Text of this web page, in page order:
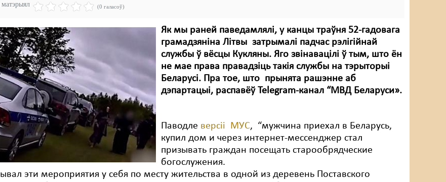
(0 галасоў)
Як мы раней паведамлялі, у канцы траўня 52-гадовага
грамадзяніна Літвы затрымалі падчас рэлігійнай
службы ў вёсцы Кукляны. Яго звінавацілі ў тым, што ён
не мае права правадзіць такія службы на тэрыторыі
Беларусі. Пра тое, што прынята рашэнне аб
дэпартацыі, распавёў Telegram-канал “МВД Беларуси».
Паводле версіі МУС, “мужчина приехал в Беларусь,
купил дом и через интернет-мессенджер стал
призывать граждан посещать старообрядческие
богослужения.
эти мероприятия у себя по месту жительства в одной из деревень Поставского